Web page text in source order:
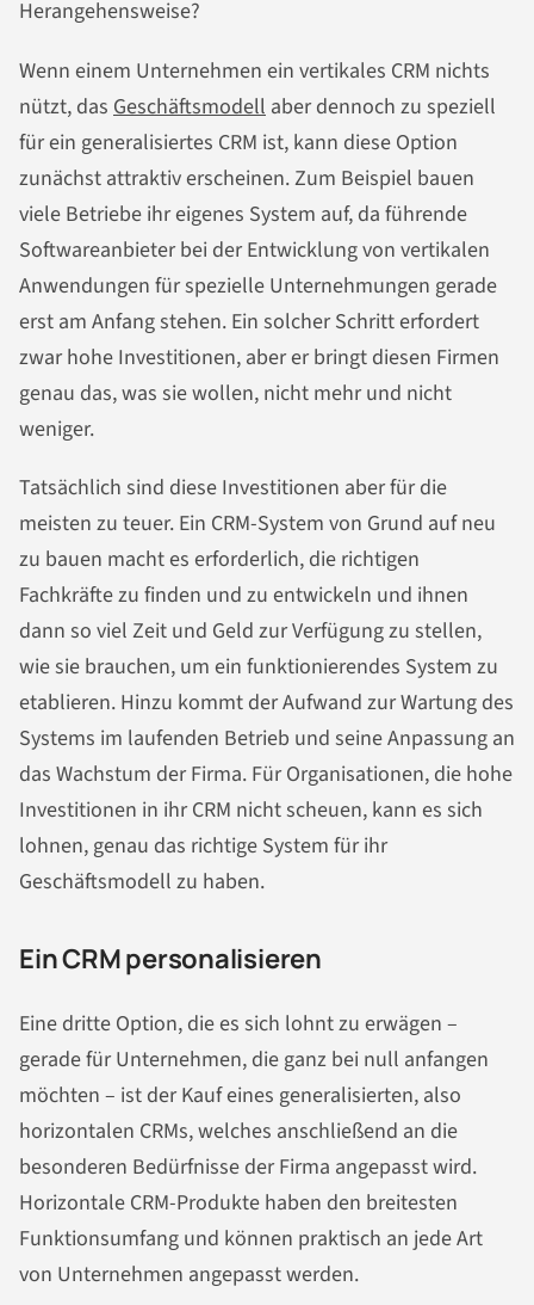
Herangehensweise?
Wenn einem Unternehmen ein vertikales CRM nichts
nützt, das Geschäftsmodell aber dennoch zu speziell
für ein generalisiertes CRM ist, kann diese Option
zunächst attraktiv erscheinen. Zum Beispiel bauen
viele Betriebe ihr eigenes System auf, da führende
Softwareanbieter bei der Entwicklung von vertikalen
Anwendungen für spezielle Unternehmungen gerade
erst am Anfang stehen. Ein solcher Schritt erfordert
zwar hohe Investitionen, aber er bringt diesen Firmen
genau das, was sie wollen, nicht mehr und nicht
weniger.
Tatsächlich sind diese Investitionen aber für die
meisten zu teuer. Ein CRM-System von Grund auf neu
zu bauen macht es erforderlich, die richtigen
Fachkräfte zu finden und zu entwickeln und ihnen
dann so viel Zeit und Geld zur Verfügung zu stellen,
wie sie brauchen, um ein funktionierendes System zu
etablieren. Hinzu kommt der Aufwand zur Wartung des
Systems im laufenden Betrieb und seine Anpassung an
das Wachstum der Firma. Für Organisationen, die hohe
Investitionen in ihr CRM nicht scheuen, kann es sich
lohnen, genau das richtige System für ihr
Geschäftsmodell zu haben.
Ein CRM personalisieren
Eine dritte Option, die es sich lohnt zu erwägen –
gerade für Unternehmen, die ganz bei null anfangen
möchten – ist der Kauf eines generalisierten, also
horizontalen CRMs, welches anschließend an die
besonderen Bedürfnisse der Firma angepasst wird.
Horizontale CRM-Produkte haben den breitesten
Funktionsumfang und können praktisch an jede Art
von Unternehmen angepasst werden.